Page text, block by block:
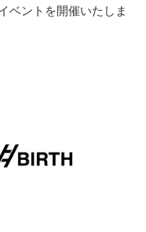
ベントを開催いたしま